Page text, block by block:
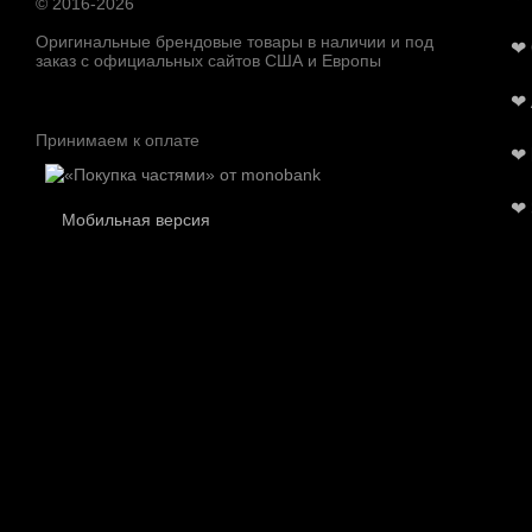
Оригинальные брендовые товары в наличии и под
заказ с официальных сайтов США и Европы
Принимаем к оплате
Мобильная версия
❤
❤
❤
❤